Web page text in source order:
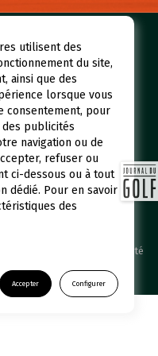
Réserver un green fee
Initiations
UGOLF Academy
Actualités
/
Politique de confidentialité
utilisent des
du site,
ainsi que des
lorsque vous
consentement, pour
publicités
navigation ou de
refuser ou
ci-dessous ou à tout
dédié. Pour en savoir
des
Accepter Configurer